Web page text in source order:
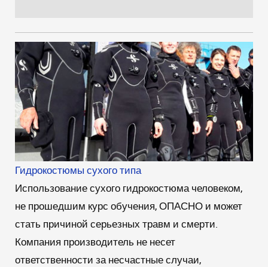
Гидрокостюмы сухого типа
Использование сухого гидрокостюма человеком,
не прошедшим курс обучения, ОПАСНО и может
стать причиной серьезных травм и смерти.
Компания производитель не несет
ответственности за несчастные случаи,